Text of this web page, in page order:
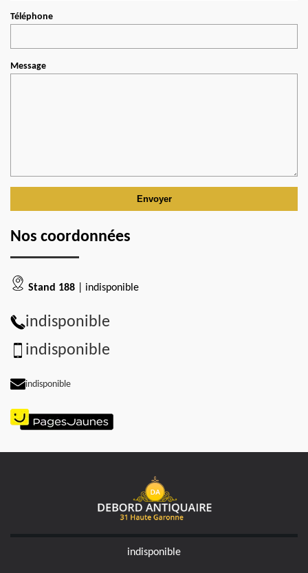
Téléphone
Message
Nos coordonnées
Stand 188 | indisponible
indisponible
indisponible
indisponible
indisponible